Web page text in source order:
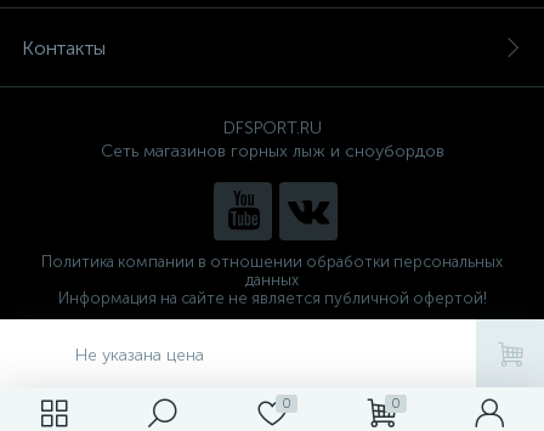
0 0
Не указана цена
Контакты
DFSPORT.RU
Сеть магазинов горных лыж и сноубордов
Политика компании в отношении обработки персональных
данных
Информация на сайте не является публичной офертой!